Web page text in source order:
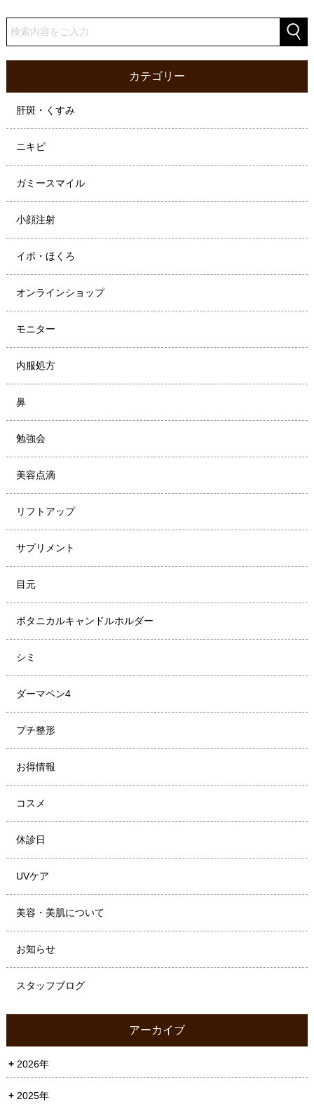
カテゴリー
肝斑・くすみ
ニキビ
ガミースマイル
小顔注射
イボ・ほくろ
オンラインショップ
モニター
内服処方
鼻
勉強会
美容点滴
リフトアップ
サプリメント
目元
ボタニカルキャンドルホルダー
シミ
ダーマペン4
プチ整形
お得情報
コスメ
休診日
UVケア
美容・美肌について
お知らせ
スタッフブログ
アーカイブ
2026年
2025年